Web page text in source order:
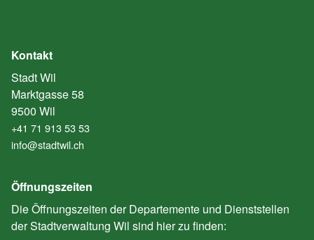
Kontakt
Stadt Wil
Marktgasse 58
9500 Wil
+41 71 913 53 53
info@stadtwil.ch
Öffnungszeiten
Die Öffnungszeiten der Departemente und Dienststellen
der Stadtverwaltung Wil sind hier zu finden: